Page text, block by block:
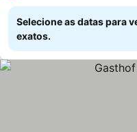
Selecione as datas para
exatos.